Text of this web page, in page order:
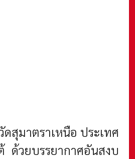
สุมาตราเหนือ ประเทศ
ด้วยบรรยากาศอันสงบ